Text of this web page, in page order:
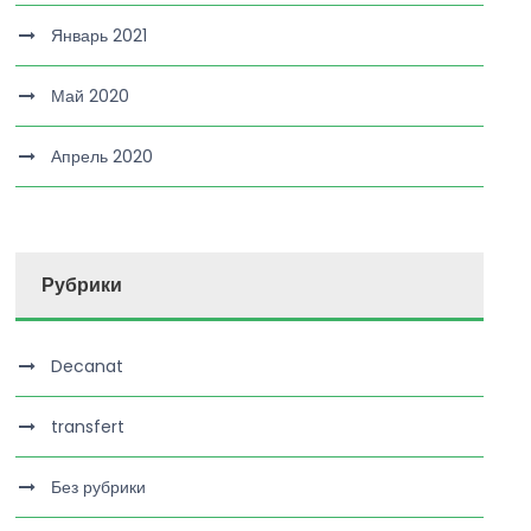
Январь 2021
Май 2020
Апрель 2020
Рубрики
Decanat
transfert
Без рубрики